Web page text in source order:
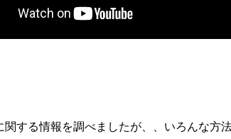
関する情報を調べましたが、、いろんな方